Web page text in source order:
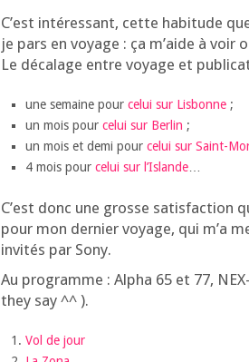
C’est inté­res­sant, cette habi­tude
je pars en voyage : ça m’aide à voir
Le déca­lage entre voyage et
une semaine pour celui sur Lis­bonne;
un mois pour celui sur Ber­lin ;
un mois et demi pour celui sur Saint-
4 mois pour celui sur l’Is­lande…
C’est donc une grosse satis­fac­tion
pour mon der­nier voyage, qui m’a
invi­tés par Sony.
Au pro­gramme : Alpha 65 et 77,
they say ^^ ).
Vol de jour